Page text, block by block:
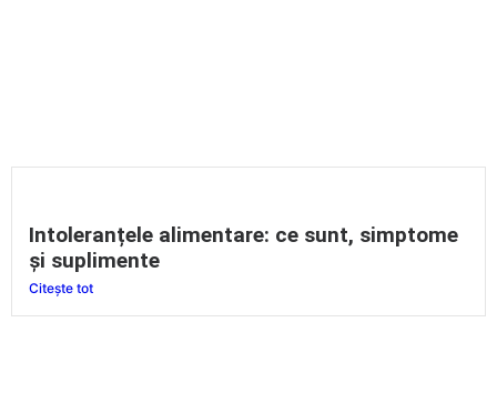
Intoleranțele alimentare: ce sunt, simptome
și suplimente
Citește tot